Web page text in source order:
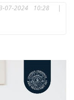
07-2024 10:28
|